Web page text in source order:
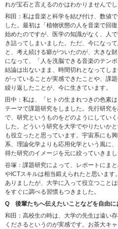
れが宝石と言えるのかはわかりませんでし
和田：私は音楽と科学を結び付け、数値
した。最初は「植物状態の人を音楽で回
始めたのですが、医学の知識がなく、人
き詰ってしまいました。ただ、今になっ
と、考え続ける癖がついたのが、大きな
になって、「人を洗脳できる音楽のテン
結論は出ないまま、時間切れとなってし
がっていることが実感できたことや、課
繰り返したことが、今に生きています。
田中：私は、「ヒトの生まれつきの色素
テーマで課題研究をしました。先行研究
で、研究というものをどのようにしてい
した。どういう研究を大学でやりたいか
も役立ったと思っています。宇宙系にも
系、理論化学よりも応用化学という風に
得た研究のイメージを元に絞っていきまし
谷塚：課題研究によって、レポートにま
やICTスキルは相当鍛えられたと思います
ありましたが、大学に入って役立つこと
をすぐに調べる習慣もつきました。
Q 後輩たちへ伝えたいことなどを自由に
和田：高校生の時は、大学の先生は遠い
くださるというのが実感です。お茶大キ